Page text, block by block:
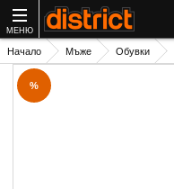
МЕНЮ
Начало Мъже Обувки
%